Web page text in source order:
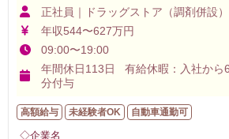
正社員｜ドラッグストア（調剤併設）
年収544〜627万円
09:00〜19:00
年間休日113日 有給休暇：入社から
分付与
高額給与 未経験者OK 自動車通勤可
◇企業名